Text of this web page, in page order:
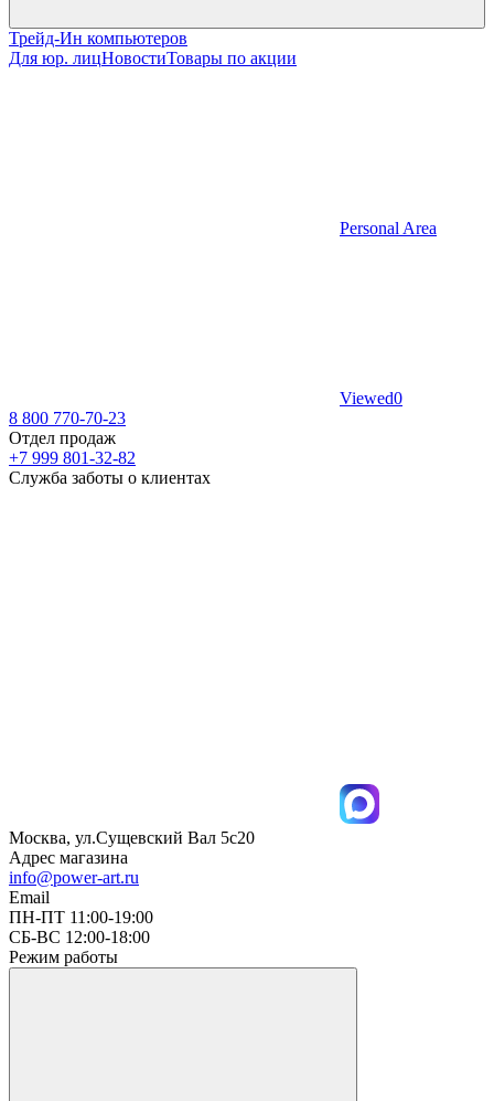
Трейд-Ин компьютеров
Для юр. лицНовостиТовары по акции
Personal Area
Viewed0
8 800 770-70-23
Отдел продаж
+7 999 801-32-82
Служба заботы о клиентах
Москва, ул.Сущевский Вал 5с20
Адрес магазина
info@power-art.ru
Email
ПН-ПТ 11:00-19:00
СБ-ВС 12:00-18:00
Режим работы